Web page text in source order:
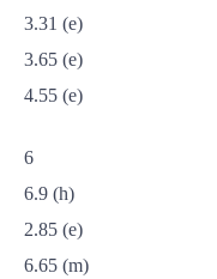
3.31 (e)
3.65 (e)
4.55 (e)
6
6.9 (h)
2.85 (e)
6.65 (m)